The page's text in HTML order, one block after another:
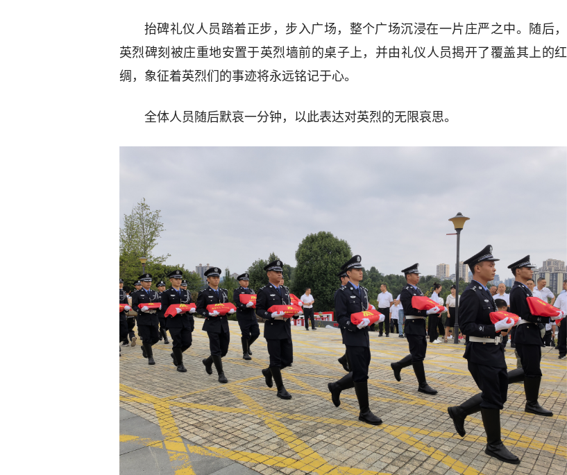
抬碑礼仪人员踏着正步，步入广场，整个广场沉浸在一片庄严之中。随后，
英烈碑刻被庄重地安置于英烈墙前的桌子上，并由礼仪人员揭开了覆盖其上的红
绸，象征着英烈们的事迹将永远铭记于心。
全体人员随后默哀一分钟，以此表达对英烈的无限哀思。